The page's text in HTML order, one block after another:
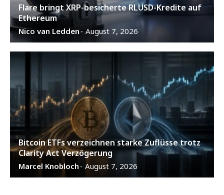
Flare bringt XRP-besicherte RLUSD-Kredite auf
Ethereum
Nico van Ledden- August 7, 2026
Bitcoin ETFs verzeichnen starke Zuflüsse trotz
Clarity Act Verzögerung
Marcel Knobloch- August 7, 2026